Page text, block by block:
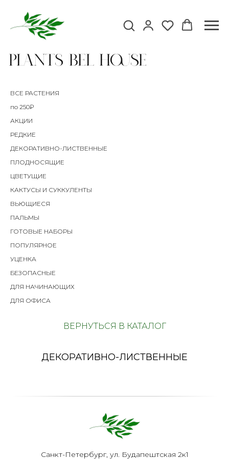
Plants Bel house
ВСЕ РАСТЕНИЯ
по 250₽
АКЦИИ
РЕДКИЕ
ДЕКОРАТИВНО-ЛИСТВЕННЫЕ
ПЛОДНОСЯЩИЕ
ЦВЕТУЩИЕ
КАКТУСЫ И СУККУЛЕНТЫ
ВЬЮЩИЕСЯ
ПАЛЬМЫ
ГОТОВЫЕ НАБОРЫ
ПОПУЛЯРНОЕ
УЦЕНКА
БЕЗОПАСНЫЕ
ДЛЯ НАЧИНАЮЩИХ
ДЛЯ ОФИСА
ВЕРНУТЬСЯ В КАТАЛОГ
ДЕКОРАТИВНО-ЛИСТВЕННЫЕ
Санкт-Петербург, ул. Будапештская 2к1